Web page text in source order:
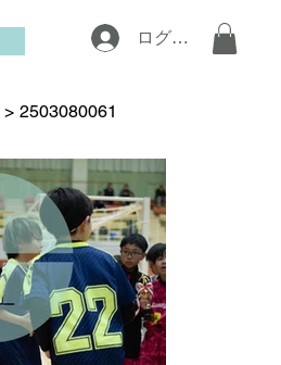
お問い合わせ
ログイン
> 2503080061